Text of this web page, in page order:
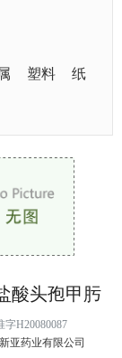
塑料
纸
酸头孢甲肟
字H20080087
亚药业有限公司